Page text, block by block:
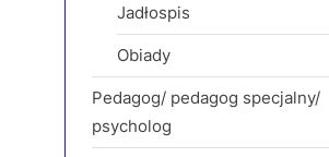
Jadłospis
Obiady
Pedagog/ pedagog specjalny/
psycholog